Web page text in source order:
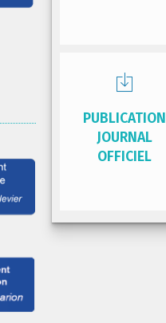
PUBLICATION
JOURNAL
OFFICIEL